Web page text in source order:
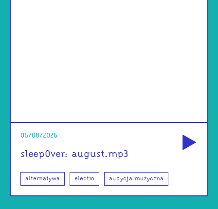
06/08/2026
sleep0ver: august.mp3
alternatywa electro audycja muzyczna